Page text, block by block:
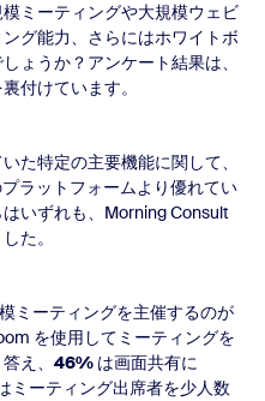
ミーティングや大規模ウェビ
グ能力、さらにはホワイトボ
ょうか？アンケート結果は、
付けています。
た特定の主要機能に関して、
ラットフォームより優れてい
いずれも、Morning Consult
た。
ミーティングを主催するのが
を使用してミーティングを
え、 46% は画面共有に
ミーティング出席者を少人数